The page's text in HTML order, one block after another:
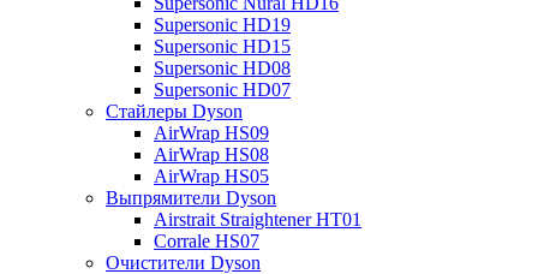
Supersonic HD19
Supersonic HD15
Supersonic HD08
Supersonic HD07
Стайлеры Dyson
AirWrap HS09
AirWrap HS08
AirWrap HS05
Выпрямители Dyson
Airstrait Straightener HT01
Corrale HS07
Очистители Dyson